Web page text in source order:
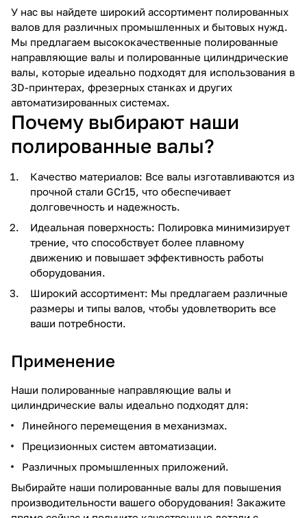
У нас вы найдете широкий ассортимент полированных
валов для различных промышленных и бытовых нужд.
Мы предлагаем высококачественные полированные
направляющие валы и полированные цилиндрические
валы, которые идеально подходят для использования в
3D-принтерах, фрезерных станках и других
автоматизированных системах.
Почему выбирают наши
полированные валы?
Качество материалов: Все валы изготавливаются из
прочной стали GCr15, что обеспечивает
долговечность и надежность.
Идеальная поверхность: Полировка минимизирует
трение, что способствует более плавному
движению и повышает эффективность работы
оборудования.
Широкий ассортимент: Мы предлагаем различные
размеры и типы валов, чтобы удовлетворить все
ваши потребности.
Применение
Наши полированные направляющие валы и
цилиндрические валы идеально подходят для:
Линейного перемещения в механизмах.
Прецизионных систем автоматизации.
Различных промышленных приложений.
Выбирайте наши полированные валы для повышения
производительности вашего оборудования! Закажите